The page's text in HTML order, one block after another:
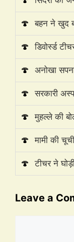
🍄 बहन ने खुद
🍄 डिवोर्स्ड
🍄 अनोखा
🍄 सरकारी
🍄 मुहल्ले की
🍄 मामी की
🍄 टीचर ने
Leave a